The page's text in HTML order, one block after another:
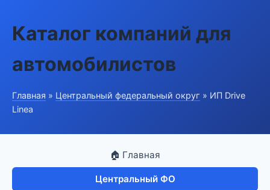
Каталог компаний для
автомобилистов
Главная » Центральный федеральный округ » ИП Drive
Linea
🏠 Главная
Центральный ФО